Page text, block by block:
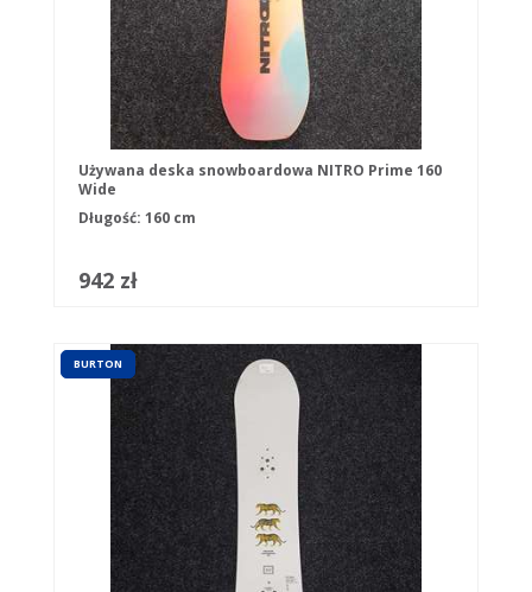
Używana deska snowboardowa NITRO Prime 160
Wide
Długość: 160 cm
942 zł
BURTON